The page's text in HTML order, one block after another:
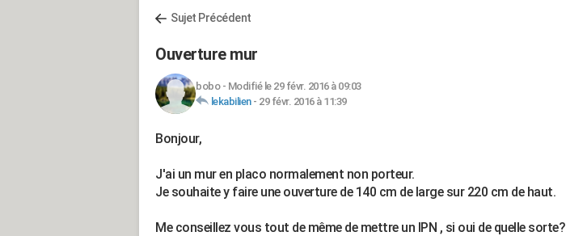
Sujet Précédent
Ouverture mur
bobo- Modifié le 29 févr. 2016 à 09:03
lekabilien- 29 févr. 2016 à 11:39
Bonjour,
J'ai un mur en placo normalement non porteur.
Je souhaite y faire une ouverture de 140 cm de large sur 220 cm de haut.
Me conseillez vous tout de même de mettre un IPN , si oui de quelle sorte?